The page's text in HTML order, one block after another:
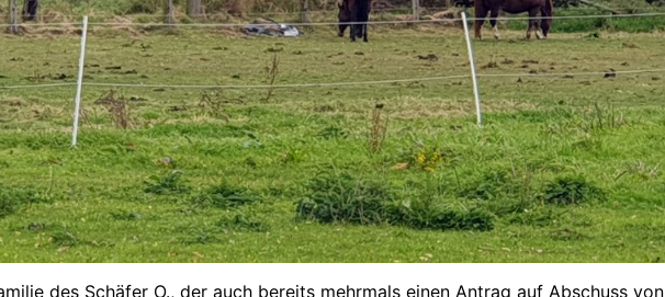
des Schäfer O., der auch bereits mehrmals einen Antrag auf Abschuss von